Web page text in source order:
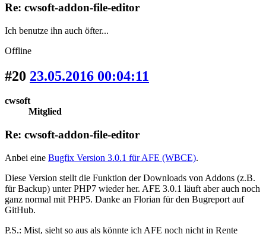
Re: cwsoft-addon-file-editor
Ich benutze ihn auch öfter...
Offline
#20 23.05.2016 00:04:11
cwsoft
Mitglied
Re: cwsoft-addon-file-editor
Anbei eine Bugfix Version 3.0.1 für AFE (WBCE).
Diese Version stellt die Funktion der Downloads von Addons (z.B.
für Backup) unter PHP7 wieder her. AFE 3.0.1 läuft aber auch noch
ganz normal mit PHP5. Danke an Florian für den Bugreport auf
GitHub.
P.S.: Mist, sieht so aus als könnte ich AFE noch nicht in Rente